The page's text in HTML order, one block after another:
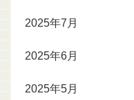
2025年7月
2025年6月
2025年5月